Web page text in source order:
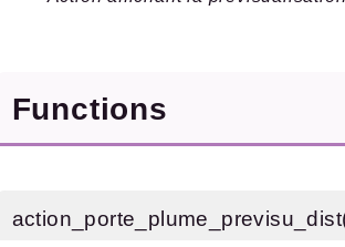
Errors
Markers
Files
Functions